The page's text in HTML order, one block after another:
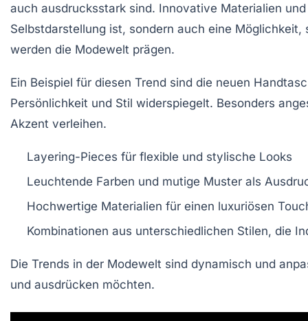
auch ausdrucksstark sind. Innovative Materialien
Selbstdarstellung ist, sondern auch eine
werden die Modewelt prägen.
Ein Beispiel für diesen Trend sind die neuen
Persönlichkeit und Stil widerspiegelt. Besonders
Akzent verleihen.
Layering-Pieces für flexible und stylische Looks
Leuchtende Farben und mutige Muster als
Hochwertige Materialien für einen luxuriösen
Kombinationen aus unterschiedlichen Stilen, die
Die Trends in der Modewelt sind dynamisch und
und ausdrücken möchten.